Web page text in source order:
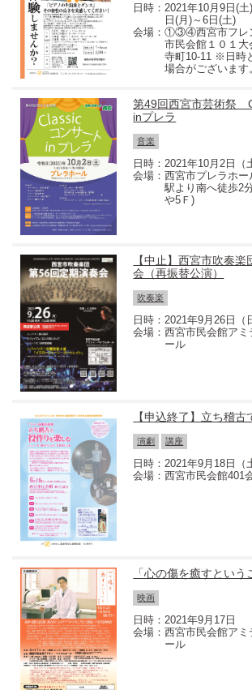
2021年10月9日(
日(月)～6日(土)
①③④西宮市フレ
市民会館１０１
寺町10-11 ※日時
場合がございます
第49回西宮市芸術祭
inプレラ
音楽
2021年10月2日（
西宮市プレラホ
駅より南へ徒歩2
や5Ｆ)
【中止】西宮市吹奏
会（再振替公演）
吹奏楽
2021年9月26日（
西宮市民会館ア
ール
【申込終了】立ち稽
演劇 講座
2021年9月18日（
西宮市民会館401
「心の傷を癒すとい
映画
2021年9月17日
西宮市民会館ア
ール